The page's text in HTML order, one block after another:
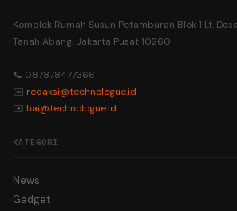
Komplek Rumah Susun Petamburan Blok 1 Lt.
Tanah Abang, Jakarta Pusat 10260
📞 087878477366
✉️ redaksi@technologue.id
✉️ hai@technologue.id
KATEGORI
News
Gadget